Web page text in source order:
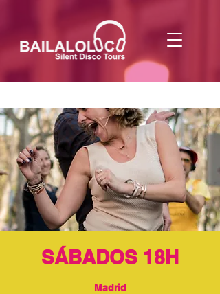
SÁBADOS 18H
Madrid